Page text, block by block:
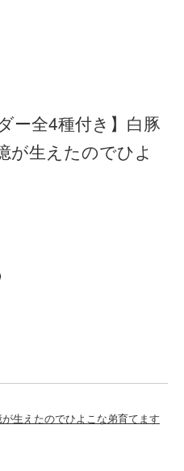
ー全4種付き】白豚
が生えたのでひよ
生えたのでひよこな弟育てます